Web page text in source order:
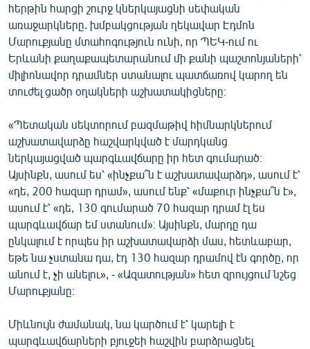
հերթին հարցի շուրջ կներկայացնի սեփական
առաջարկները. խմբակցության ղեկավար Էդմոն
Մարուքյանը մտահոգություն ունի, որ ՊԵԿ-ում ու
Երևանի քաղաքապետարանում մի քանի պաշտոնյաների՝
միլիոնավոր դրամներ ստանալու պատճառով կարող են
տուժել ցածր օղակների աշխատակիցները։
«Պետական սեկտորում բազմաթիվ հիմնարկներում
աշխատավարձը հաշվարկված է մարդկանց
ներկայացված պարգևավճարը իր հետ գումարած։
Այսինքն, ասում ես՝ «ինչքա՞ն է աշխատավարձդ», ասում է՝
«դե, 200 հազար դրամ», ասում ենք՝ «մաքուր ինչքա՞ն է»,
ասում է՝ «դե, 130 գումարած 70 հազար դրամ էլ ես
պարգևավճար եմ ստանում»։ Այսինքն, մարդը դա
ընկալում է որպես իր աշխատավարձի մաս, հետևաբար,
եթե նա չստանա դա, էդ 130 հազար դրամով էն գործը, որ
անում է, չի անելու», - «Ազատության» հետ զրույցում նշեց
Մարուքյանը։
Միևնույն ժամանակ, նա կարծում է՝ կարելի է
պարգևավճարների բյուջեի հաշվին բարձրացնել